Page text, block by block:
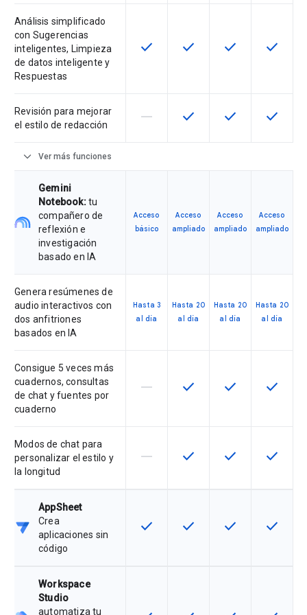
Análisis simplificado
con Sugerencias
inteligentes, Limpieza
de datos inteligente y
Respuestas
Esta función está disponible para
check Esta función está
check Esta función
check Esta
check
Revisión para mejorar
el estilo de redacción
Esta función no es compatible con
horizontal_rule Esta función está
check Esta función
check Esta
check
expand_more Ver más funciones
Gemini
Notebook:tu
compañero de
reflexión e
investigación
basado en IA
Acceso
básico
Acceso
ampliado
Acceso
ampliado
Acceso
ampliado
Genera resúmenes de
audio interactivos con
dos anfitriones
basados en IA
Hasta 3
al día
Hasta 20
al día
Hasta 20
al día
Hasta 20
al día
Consigue 5 veces más
cuadernos, consultas
de chat y fuentes por
cuaderno
Esta función no es compatible con
horizontal_rule Esta función está
check Esta función
check Esta
check
Modos de chat para
personalizar el estilo y
la longitud
Esta función no es compatible con
horizontal_rule Esta función está
check Esta función
check Esta
check
AppSheet
Crea
aplicaciones sin
código
Esta función está disponible para
check Esta función está
check Esta función
check Esta
check
Workspace
Studio
automatiza tu